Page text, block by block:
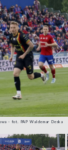
- fot. PAP Waldemar Deska